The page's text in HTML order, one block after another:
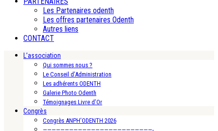
Les Partenaires odenth
Les offres partenaires Odenth
Autres liens
CONTACT
L’association
Qui sommes nous ?
Le Conseil d’Administration
Les adhérents ODENTH
Galerie Photo Odenth
Témoignages Livre d’Or
Congrès
Congrès ANPH’ODENTH 2026